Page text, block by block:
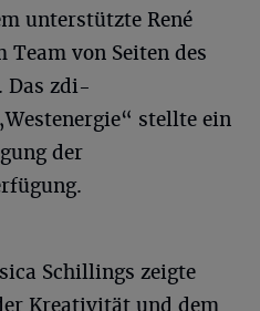
unterstützte René
von Seiten des
Das zdi-
stellte ein
der
Schillings zeigte
Kreativität und dem